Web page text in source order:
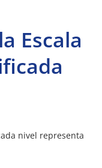
Escala
nivel representa